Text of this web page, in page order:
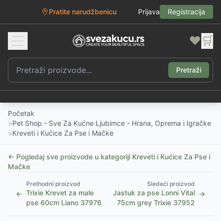
Pratite narudžbenicu Prijava Registracija
❤️ 🛒
Pretraži
Početak
>Pet Shop - Sve Za Kućne Ljubimce - Hrana, Oprema i Igračke
>Kreveti i Kućice Za Pse i Mačke
← Pogledaj sve proizvode u kategoriji Kreveti i Kućice Za Pse i
Mačke
←
Prethodni proizvod
Trixie Krevet za male
pse 60cm Liano 37976
Sledeći proizvod
Jastuk za pse Lonni Vital
75cm grey Trixie 37952
→